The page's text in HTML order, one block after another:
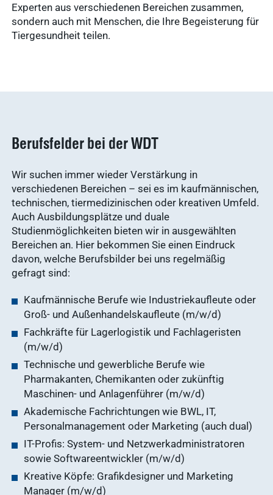
Experten aus verschiedenen Bereichen zusammen,
sondern auch mit Menschen, die Ihre Begeisterung für
Tiergesundheit teilen.
Berufsfelder bei der WDT
Wir suchen immer wieder Verstärkung in
verschiedenen Bereichen – sei es im kaufmännischen,
technischen, tiermedizinischen oder kreativen Umfeld.
Auch Ausbildungsplätze und duale
Studienmöglichkeiten bieten wir in ausgewählten
Bereichen an. Hier bekommen Sie einen Eindruck
davon, welche Berufsbilder bei uns regelmäßig
gefragt sind:
Kaufmännische Berufe wie Industriekaufleute oder
Groß- und Außenhandelskaufleute (m/w/d)
Fachkräfte für Lagerlogistik und Fachlageristen
(m/w/d)
Technische und gewerbliche Berufe wie
Pharmakanten, Chemikanten oder zukünftig
Maschinen- und Anlagenführer (m/w/d)
Akademische Fachrichtungen wie BWL, IT,
Personalmanagement oder Marketing (auch dual)
IT-Profis: System- und Netzwerkadministratoren
sowie Softwareentwickler (m/w/d)
Kreative Köpfe: Grafikdesigner und Marketing
Manager (m/w/d)